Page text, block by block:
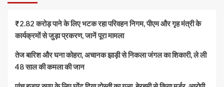
₹2.82 करोड़ पाने के लिए भटक रहा परिवहन निगम, पीएम और गृह मंत्री के
कार्यक्रमों से जुड़ा प्रकरण, जानें पूरा मामला
तेज बारिश और घना कोहरा, अचानक झाड़ी से निकला जंगल का शिकारी, ले ली
48 साल की कमला की जान